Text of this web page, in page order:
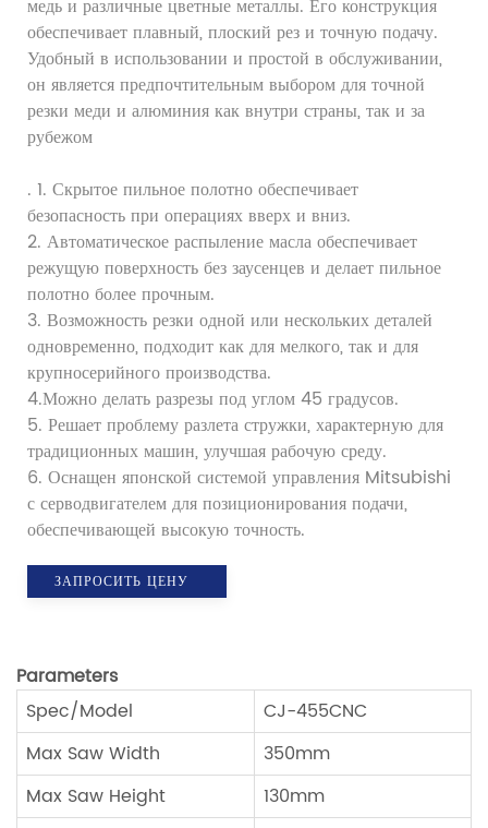
медь и различные цветные металлы. Его конструкция
обеспечивает плавный, плоский рез и точную подачу.
Удобный в использовании и простой в обслуживании,
он является предпочтительным выбором для точной
резки меди и алюминия как внутри страны, так и за
рубежом
. 1. Скрытое пильное полотно обеспечивает
безопасность при операциях вверх и вниз.
2. Автоматическое распыление масла обеспечивает
режущую поверхность без заусенцев и делает пильное
полотно более прочным.
3. Возможность резки одной или нескольких деталей
одновременно, подходит как для мелкого, так и для
крупносерийного производства.
4.Можно делать разрезы под углом 45 градусов.
5. Решает проблему разлета стружки, характерную для
традиционных машин, улучшая рабочую среду.
6. Оснащен японской системой управления Mitsubishi
с серводвигателем для позиционирования подачи,
обеспечивающей высокую точность.
ЗАПРОСИТЬ ЦЕНУ
Parameters
Spec/Model
CJ-455CNC
Max Saw Width
350mm
Max Saw Height
130mm